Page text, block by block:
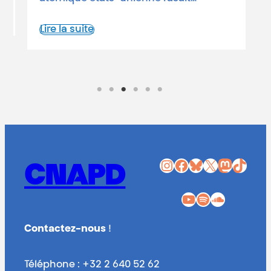
Lire la suite
CNAPD InstagramFacebook Bluesky X Mastodon TikTok
YouTube Spotify SoundCloud
Contactez-nous !
Téléphone : +32 2 640 52 62